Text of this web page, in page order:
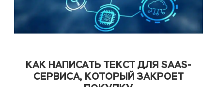
КАК НАПИСАТЬ ТЕКСТ ДЛЯ SAAS-
СЕРВИСА, КОТОРЫЙ ЗАКРОЕТ